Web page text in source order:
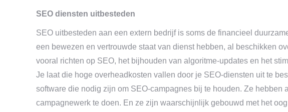
SEO diensten uitbesteden
SEO uitbesteden aan een extern bedrijf is soms de financieel
een bewezen en vertrouwde staat van dienst hebben, al beschikken
vooral richten op SEO, het bijhouden van algoritme-updates en het
Je laat die hoge overheadkosten vallen door je SEO-diensten uit te
software die nodig zijn om SEO-campagnes bij te houden. Ze hebben
campagnewerk te doen. En ze zijn waarschijnlijk gebouwd met het